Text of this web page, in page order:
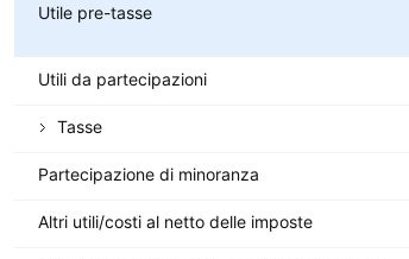
Utile pre-tasse
Utili da partecipazioni
Tasse
Partecipazione di minoranza
Altri utili/costi al netto delle imposte